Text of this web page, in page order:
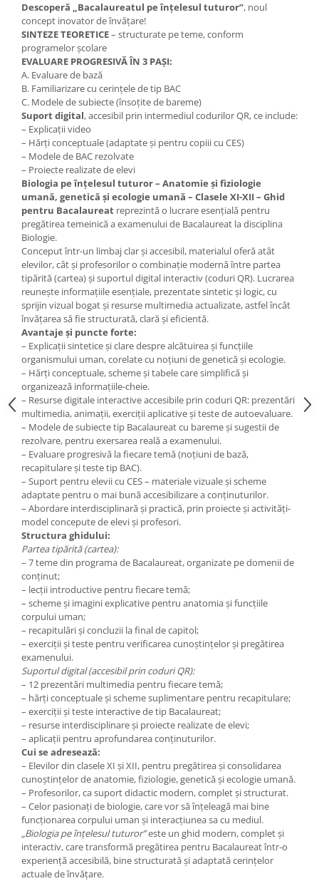
Descoperă „Bacalaureatul pe înțelesul tuturor”, noul
concept inovator de învățare!
SINTEZE TEORETICE– structurate pe teme, conform
programelor școlare
EVALUARE PROGRESIVĂ ÎN 3 PAȘI:
A. Evaluare de bază
B. Familiarizare cu cerințele de tip BAC
C. Modele de subiecte (însoțite de bareme)
Suport digital, accesibil prin intermediul codurilor QR, ce include:
– Explicații video
– Hărți conceptuale (adaptate și pentru copiii cu CES)
– Modele de BAC rezolvate
– Proiecte realizate de elevi
Biologia pe înțelesul tuturor – Anatomie și fiziologie
umană, genetică și ecologie umană – Clasele XI-XII – Ghid
pentru Bacalaureat reprezintă o lucrare esențială pentru
pregătirea temeinică a examenului de Bacalaureat la disciplina
Biologie.
Conceput într-un limbaj clar și accesibil, materialul oferă atât
elevilor, cât și profesorilor o combinație modernă între partea
tipărită (cartea) și suportul digital interactiv (coduri QR). Lucrarea
reunește informațiile esențiale, prezentate sintetic și logic, cu
sprijin vizual bogat și resurse multimedia actualizate, astfel încât
învățarea să fie structurată, clară și eficientă.
Avantaje și puncte forte:
– Explicații sintetice și clare despre alcătuirea și funcțiile
organismului uman, corelate cu noțiuni de genetică și ecologie.
– Hărți conceptuale, scheme și tabele care simplifică și
organizează informațiile-cheie.
– Resurse digitale interactive accesibile prin coduri QR: prezentări
multimedia, animații, exerciții aplicative și teste de autoevaluare.
– Modele de subiecte tip Bacalaureat cu bareme și sugestii de
rezolvare, pentru exersarea reală a examenului.
– Evaluare progresivă la fiecare temă (noțiuni de bază,
recapitulare și teste tip BAC).
– Suport pentru elevii cu CES – materiale vizuale și scheme
adaptate pentru o mai bună accesibilizare a conținuturilor.
– Abordare interdisciplinară și practică, prin proiecte și activități-
model concepute de elevi și profesori.
Structura ghidului:
Partea tipărită (cartea):
– 7 teme din programa de Bacalaureat, organizate pe domenii de
conținut;
– lecții introductive pentru fiecare temă;
– scheme și imagini explicative pentru anatomia și funcțiile
corpului uman;
– recapitulări și concluzii la final de capitol;
– exerciții și teste pentru verificarea cunoștințelor și pregătirea
examenului.
Suportul digital (accesibil prin coduri QR):
– 12 prezentări multimedia pentru fiecare temă;
– hărți conceptuale și scheme suplimentare pentru recapitulare;
– exerciții și teste interactive de tip Bacalaureat;
– resurse interdisciplinare și proiecte realizate de elevi;
– aplicații pentru aprofundarea conținuturilor.
Cui se adresează:
– Elevilor din clasele XI și XII, pentru pregătirea și consolidarea
cunoștințelor de anatomie, fiziologie, genetică și ecologie umană.
– Profesorilor, ca suport didactic modern, complet și structurat.
– Celor pasionați de biologie, care vor să înțeleagă mai bine
funcționarea corpului uman și interacțiunea sa cu mediul.
„Biologia pe înțelesul tuturor”este un ghid modern, complet și
interactiv, care transformă pregătirea pentru Bacalaureat într-o
experiență accesibilă, bine structurată și adaptată cerințelor
actuale de învățare.